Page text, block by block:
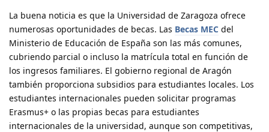
La buena noticia es que la Universidad de Zaragoza ofrece
numerosas oportunidades de becas. Las Becas MEC del
Ministerio de Educación de España son las más comunes,
cubriendo parcial o incluso la matrícula total en función de
los ingresos familiares. El gobierno regional de Aragón
también proporciona subsidios para estudiantes locales. Los
estudiantes internacionales pueden solicitar programas
Erasmus+ o las propias becas para estudiantes
internacionales de la universidad, aunque son competitivas,